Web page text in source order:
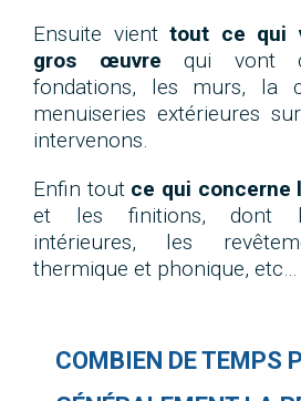
Ensuite vienttout ce qui
gros œuvre qui vont
fondations, les murs, la
menuiseries extérieures
intervenons.
Enfin tout ce qui concerne
et les finitions, dont
intérieures, les
thermique et phonique, etc…
COMBIEN DE TEMPS